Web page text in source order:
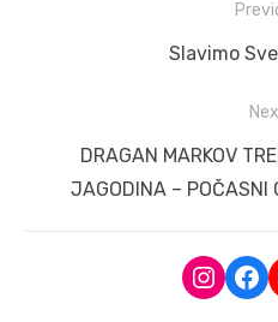
Previous
Slavimo
post:
DRAGAN MARKOV
JAGODINA – POČASNI